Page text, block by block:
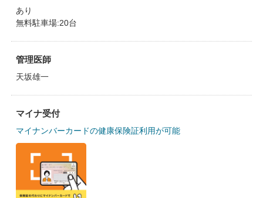
あり
無料駐車場:20台
管理医師
天坂雄一
マイナ受付
マイナンバーカードの健康保険証利用が可能